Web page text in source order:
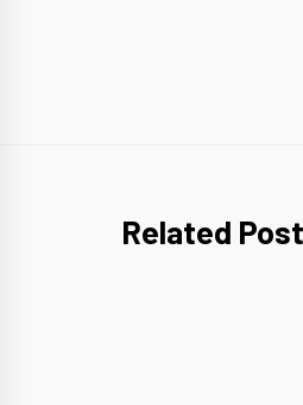
Related Post